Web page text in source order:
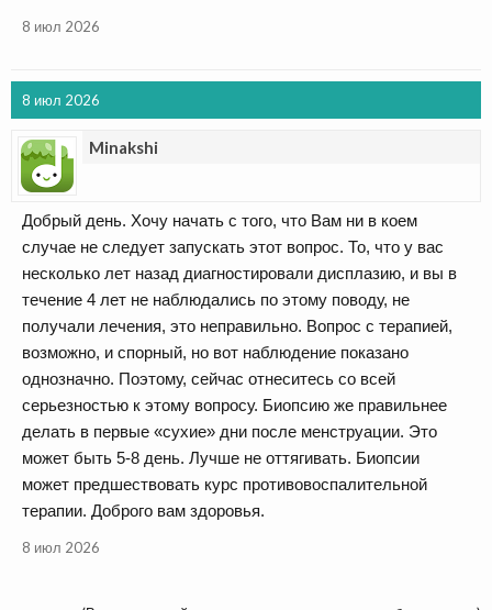
8 июл 2026
8 июл 2026
Minakshi
Добрый день. Хочу начать с того, что Вам ни в коем
случае не следует запускать этот вопрос. То, что у вас
несколько лет назад диагностировали дисплазию, и вы в
течение 4 лет не наблюдались по этому поводу, не
получали лечения, это неправильно. Вопрос с терапией,
возможно, и спорный, но вот наблюдение показано
однозначно. Поэтому, сейчас отнеситесь со всей
серьезностью к этому вопросу. Биопсию же правильнее
делать в первые «сухие» дни после менструации. Это
может быть 5-8 день. Лучше не оттягивать. Биопсии
может предшествовать курс противовоспалительной
терапии. Доброго вам здоровья.
8 июл 2026